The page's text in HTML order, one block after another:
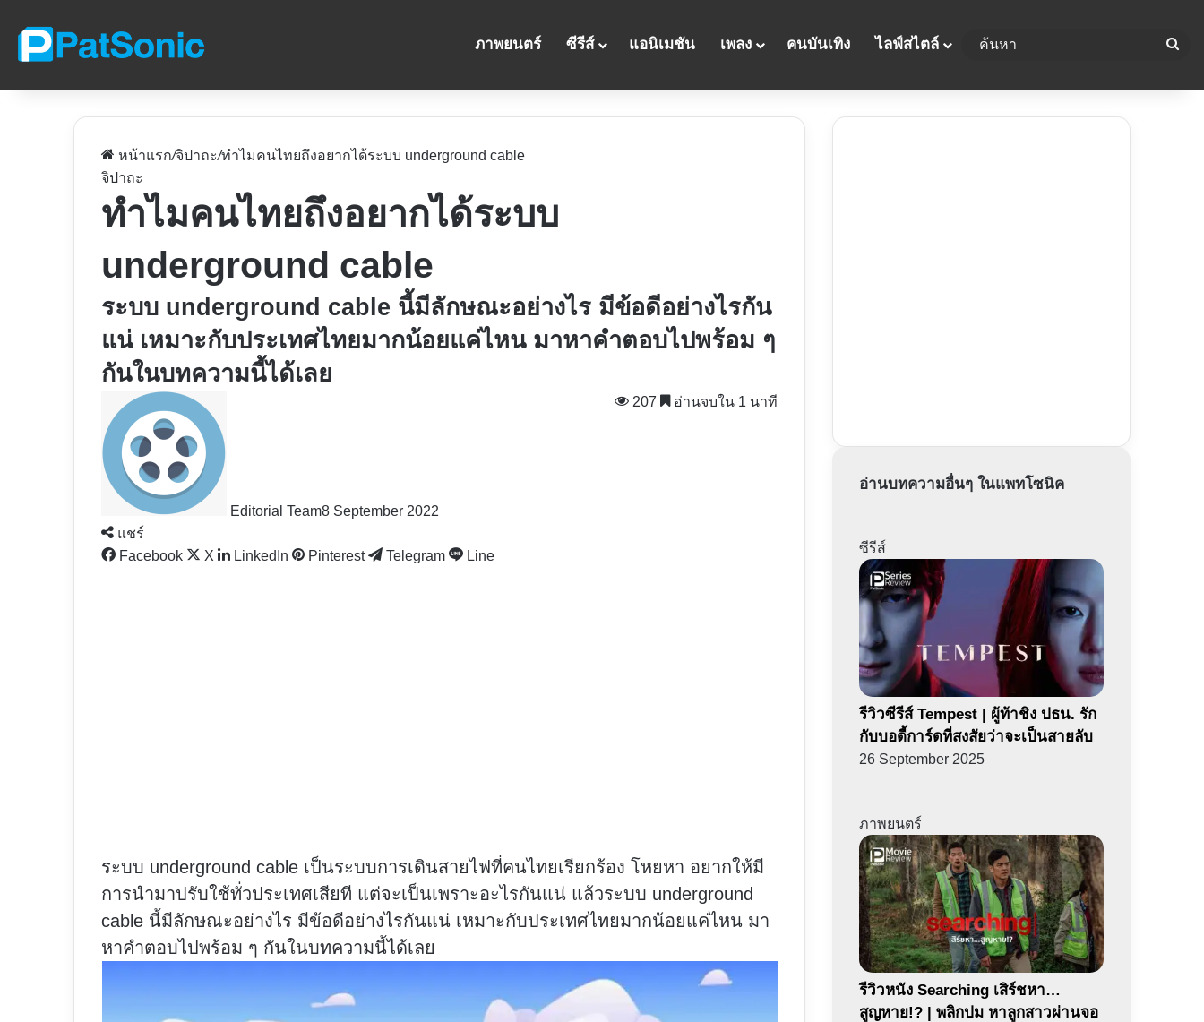
ภาพยนตร์ ซีรีส์ แอนิเมชัน เพลง คนบันเทิง ไลฟ์สไตล์
หน้าแรก/จิปาถะ/ทำไมคนไทยถึงอยากได้ระบบ underground cable
จิปาถะ
ทำไมคนไทยถึงอยากได้ระบบ
underground cable
ระบบ underground cable นี้มีลักษณะอย่างไร มีข้อดีอย่างไรกัน
แน่ เหมาะกับประเทศไทยมากน้อยแค่ไหน มาหาคำตอบไปพร้อม ๆ
กันในบทความนี้ได้เลย
Editorial Team8 September 2022
207 อ่านจบใน 1 นาที
แชร์
Facebook
X LinkedIn Pinterest Telegram Line
ระบบ underground cable เป็นระบบการเดินสายไฟที่คนไทยเรียกร้อง โหยหา อยากให้มี
การนำมาปรับใช้ทั่วประเทศเสียที แต่จะเป็นเพราะอะไรกันแน่ แล้วระบบ underground
cable นี้มีลักษณะอย่างไร มีข้อดีอย่างไรกันแน่ เหมาะกับประเทศไทยมากน้อยแค่ไหน มา
หาคำตอบไปพร้อม ๆ กันในบทความนี้ได้เลย
อ่านบทความอื่นๆ ในแพทโซนิค
ซีรีส์
รีวิวซีรีส์ Tempest | ผู้ท้าชิง ปธน. รัก
กับบอดี้การ์ดที่สงสัยว่าจะเป็นสายลับ
26 September 2025
ภาพยนตร์
รีวิวหนัง Searching เสิร์ชหา…
สูญหาย!? | พลิกปม หาลูกสาวผ่านจอ